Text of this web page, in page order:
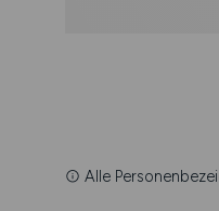
Alle